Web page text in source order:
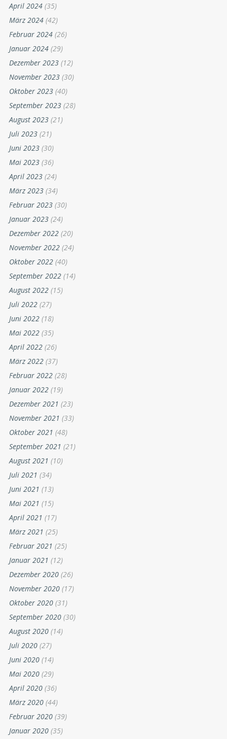
April 2024 (35)
März 2024 (42)
Februar 2024 (26)
Januar 2024 (29)
Dezember 2023 (12)
November 2023 (30)
Oktober 2023 (40)
September 2023 (28)
August 2023 (21)
Juli 2023 (21)
Juni 2023 (30)
Mai 2023 (36)
April 2023 (24)
März 2023 (34)
Februar 2023 (30)
Januar 2023 (24)
Dezember 2022 (20)
November 2022 (24)
Oktober 2022 (40)
September 2022 (14)
August 2022 (15)
Juli 2022 (27)
Juni 2022 (18)
Mai 2022 (35)
April 2022 (26)
März 2022 (37)
Februar 2022 (28)
Januar 2022 (19)
Dezember 2021 (23)
November 2021 (33)
Oktober 2021 (48)
September 2021 (21)
August 2021 (10)
Juli 2021 (34)
Juni 2021 (13)
Mai 2021 (15)
April 2021 (17)
März 2021 (25)
Februar 2021 (25)
Januar 2021 (12)
Dezember 2020 (26)
November 2020 (17)
Oktober 2020 (31)
September 2020 (30)
August 2020 (14)
Juli 2020 (27)
Juni 2020 (14)
Mai 2020 (29)
April 2020 (36)
März 2020 (44)
Februar 2020 (39)
Januar 2020 (35)